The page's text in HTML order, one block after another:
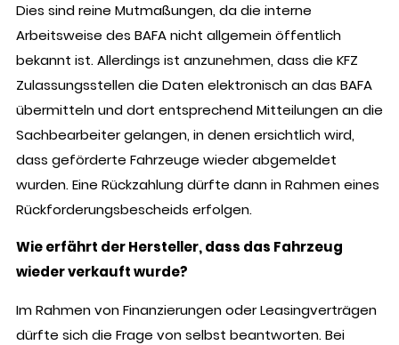
Dies sind reine Mutmaßungen, da die interne
Arbeitsweise des BAFA nicht allgemein öffentlich
bekannt ist. Allerdings ist anzunehmen, dass die KFZ
Zulassungsstellen die Daten elektronisch an das BAFA
übermitteln und dort entsprechend Mitteilungen an die
Sachbearbeiter gelangen, in denen ersichtlich wird,
dass geförderte Fahrzeuge wieder abgemeldet
wurden. Eine Rückzahlung dürfte dann in Rahmen eines
Rückforderungsbescheids erfolgen.
Wie erfährt der Hersteller, dass das Fahrzeug
wieder verkauft wurde?
Im Rahmen von Finanzierungen oder Leasingverträgen
dürfte sich die Frage von selbst beantworten. Bei